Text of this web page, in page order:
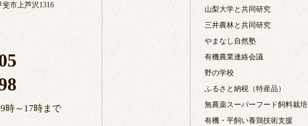
斐市上芦沢1316
時～17時まで
山梨大学と共同研究
三井農林と共同研究
やまなし自然塾
有機農業連絡会議
野の学校
ふるさと納税（特産品）
無農薬スーパーフード飼料栽培
有機・平飼い養鶏技術支援